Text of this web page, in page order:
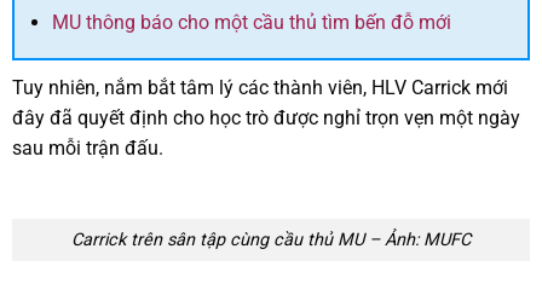
MU thông báo cho một cầu thủ tìm bến đỗ mới
Tuy nhiên, nắm bắt tâm lý các thành viên, HLV Carrick mới
đây đã quyết định cho học trò được nghỉ trọn vẹn một ngày
sau mỗi trận đấu.
Carrick trên sân tập cùng cầu thủ MU – Ảnh: MUFC